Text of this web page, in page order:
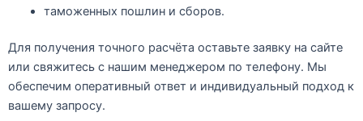
таможенных пошлин и сборов.
Для получения точного расчёта оставьте заявку на сайте
или свяжитесь с нашим менеджером по телефону. Мы
обеспечим оперативный ответ и индивидуальный подход к
вашему запросу.